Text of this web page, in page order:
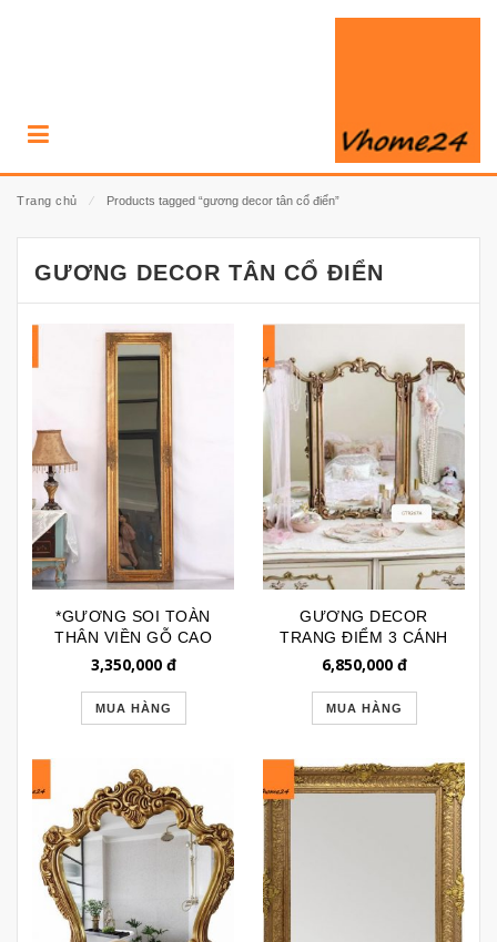
Trang chủ ⁄ Products tagged “gương decor tân cổ điển”
GƯƠNG DECOR TÂN CỔ ĐIỂN
*GƯƠNG SOI TOÀN
THÂN VIỀN GỖ CAO
CẤP CỔ ĐIỂN CHỮ
3,350,000đ
MUA HÀNG
GƯƠNG DECOR
TRANG ĐIỂM 3 CÁNH
TÂN CỔ ĐIỂN CAO
6,850,000đ
MUA HÀNG